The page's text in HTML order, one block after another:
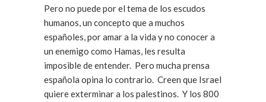
Pero no puede por el tema de los escudos
humanos, un concepto que a muchos
españoles, por amar a la vida y no conocer a
un enemigo como Hamas, les resulta
imposible de entender. Pero mucha prensa
española opina lo contrario. Creen que Israel
quiere exterminar a los palestinos. Y los 800